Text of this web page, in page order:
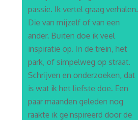
passie. Ik vertel graag verhalen.
Die van mijzelf of van een
ander. Buiten doe ik veel
inspiratie op. In de trein, het
park, of simpelweg op straat.
Schrijven en onderzoeken, dat
is wat ik het liefste doe. Een
paar maanden geleden nog
raakte ik geïnspireerd door de